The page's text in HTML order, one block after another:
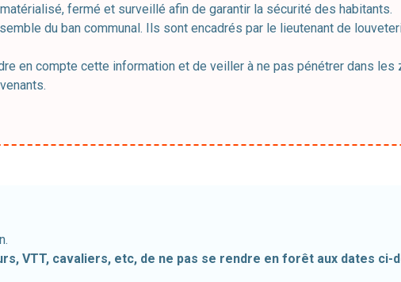
fermé et surveillé afin de garantir la sécurité des habitants.
du ban communal. Ils sont encadrés par le lieutenant de
en compte cette information et de veiller à ne pas pénétrer dans les
VTT, cavaliers, etc, de ne pas se rendre en forêt aux dates ci-